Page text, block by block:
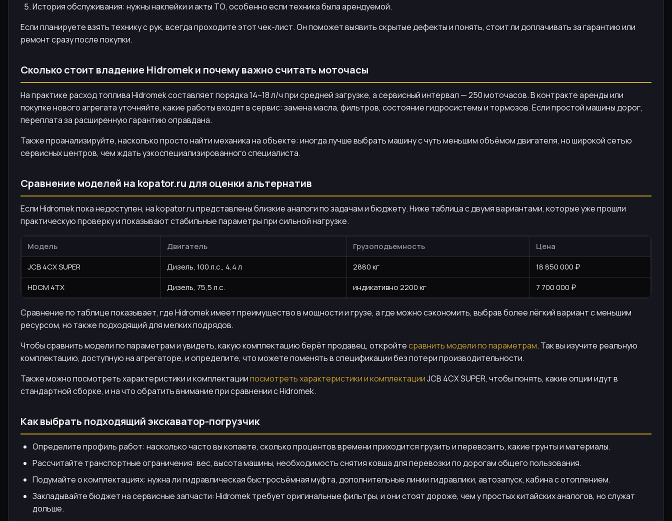
История обслуживания: нужны наклейки и акты ТО, особенно если техника была арендуемой.
Если планируете взять технику с рук, всегда проходите этот чек-лист. Он поможет выявить скрытые дефекты и понять, стоит ли доплачивать за гарантию или
ремонт сразу после покупки.
Сколько стоит владение Hidromek и почему важно считать моточасы
На практике расход топлива Hidromek составляет порядка 14–18 л/ч при средней загрузке, а сервисный интервал — 250 моточасов. В контракте аренды или
покупке нового агрегата уточняйте, какие работы входят в сервис: замена масла, фильтров, состояние гидросистемы и тормозов. Если простой машины дорог,
переплата за расширенную гарантию оправдана.
Также проанализируйте, насколько просто найти механика на объекте: иногда лучше выбрать машину с чуть меньшим объёмом двигателя, но широкой сетью
сервисных центров, чем ждать узкоспециализированного специалиста.
Сравнение моделей на kopator.ru для оценки альтернатив
Если Hidromek пока недоступен, на kopator.ru представлены близкие аналоги по задачам и бюджету. Ниже таблица с двумя вариантами, которые уже прошли
практическую проверку и показывают стабильные параметры при сильной нагрузке.
Модель Двигатель Грузоподъемность
Цена
JCB 4CX SUPER
Дизель, 100 л.с., 4,4 л 2880 кг
18 850 000 ₽
HDCM 4TX
Дизель, 75,5 л.с. индикативно 2200 кг 7 700 000 ₽
Сравнение по таблице показывает, где Hidromek имеет преимущество в мощности и грузе, а где можно сэкономить, выбрав более лёгкий вариант с меньшим
ресурсом, но также подходящий для мелких подрядов.
Чтобы сравнить модели по параметрам и увидеть, какую комплектацию берёт продавец, откройтесравнить модели по параметрам. Так вы изучите реальную
комплектацию, доступную на агрегаторе, и определите, что можете поменять в спецификации без потери производительности.
Также можно посмотреть характеристики и комплектациипосмотреть характеристики и комплектацииJCB 4CX SUPER, чтобы понять, какие опции идут в
стандартной сборке, и на что обратить внимание при сравнении с Hidromek.
Как выбрать подходящий экскаватор-погрузчик
Определите профиль работ: насколько часто вы копаете, сколько процентов времени приходится грузить и перевозить, какие грунты и материалы.
Рассчитайте транспортные ограничения: вес, высота машины, необходимость снятия ковша для перевозки по дорогам общего пользования.
Подумайте о комплектациях: нужна ли гидравлическая быстросъёмная муфта, дополнительные линии гидравлики, автозапуск, кабина с отоплением.
Закладывайте бюджет на сервисные запчасти: Hidromek требует оригинальные фильтры, и они стоят дороже, чем у простых китайских аналогов, но служат
дольше.